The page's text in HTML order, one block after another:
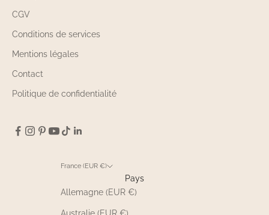
CGV
Conditions de services
Mentions légales
Contact
Politique de confidentialité
France (EUR €)
Pays
Allemagne (EUR €)